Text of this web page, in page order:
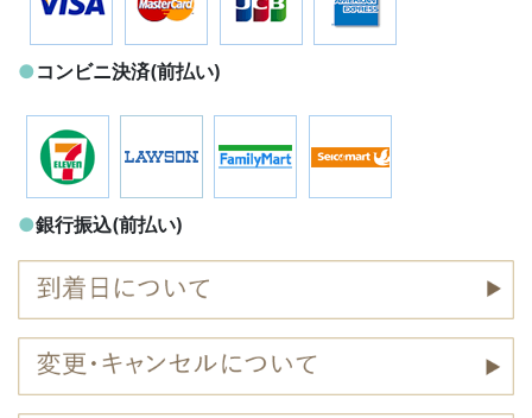
●コンビニ決済(前払い)
●銀行振込(前払い)